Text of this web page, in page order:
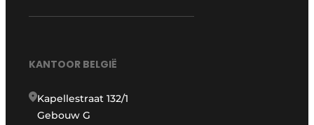
KANTOOR BELGIË
Kapellestraat 132/1
Gebouw G